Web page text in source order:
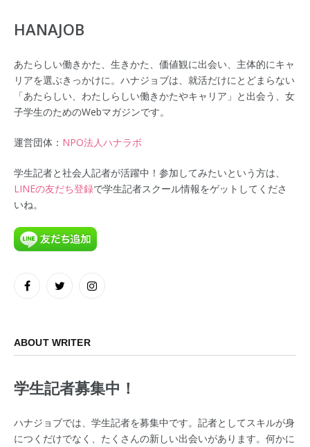
HANAJOB
あたらしい働きかた、生きかた、価値観に出会い、主体的にキャ
リアを選ぶきっかけに。ハナジョブは、就活だけにとどまらない
「あたらしい、わたしらしい働きかたやキャリア」と出会う、女
子学生のためのWebマガジンです。
運営団体： NPO法人ハナラボ
学生記者と社会人記者が活躍中！参加してみたいという方は、
LINEの友だち登録で学生記者スクール情報をゲットしてくださ
いね。
FacebookTwitter Instagram
ABOUT WRITER
学生記者募集中！
ハナジョブでは、学生記者を募集中です。記者としてスキルが身
につくだけでなく、たくさんの新しい出会いがあります。何かに